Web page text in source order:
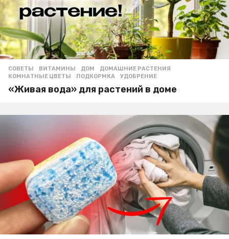
СОВЕТЫ ВИТАМИНЫ ,ДОМ ,ДОМАШНИЕ РАСТЕНИЯ
КОМНАТНЫЕ ЦВЕТЫ
,ПОДКОРМКА ,УДОБРЕНИЕ
«Живая вода» для растений в доме